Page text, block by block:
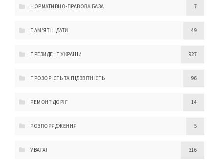
НОРМАТИВНО-ПРАВОВА БАЗА 7
ПАМ'ЯТНІ ДАТИ 49
ПРЕЗИДЕНТ УКРАЇНИ 927
ПРОЗОРІСТЬ ТА ПІДЗВІТНІСТЬ 96
РЕМОНТ ДОРІГ 14
РОЗПОРЯДЖЕННЯ 5
УВАГА! 316